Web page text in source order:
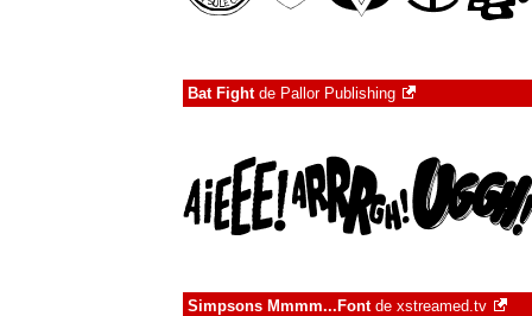
Bat Fightde Pallor Publishing
Simpsons Mmmm...Fontde xstreamed.tv